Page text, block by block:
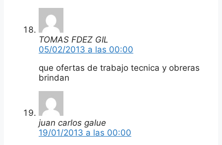
TOMAS FDEZ GIL
05/02/2013 a las 00:00
que ofertas de trabajo tecnica y obreras
brindan
juan carlos galue
19/01/2013 a las 00:00